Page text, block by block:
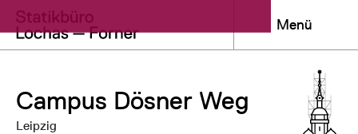
Menü
Campus Dösner Weg
Leipzig